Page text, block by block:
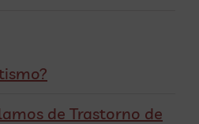
de Trastorno de